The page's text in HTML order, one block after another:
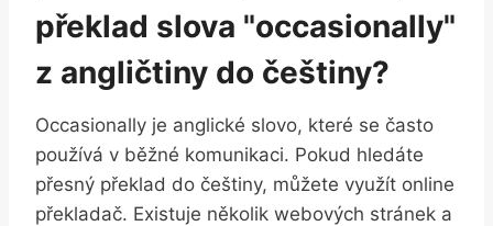
překlad slova "occasionally"
z angličtiny do češtiny?
Occasionally je anglické slovo, které se často
používá v běžné komunikaci. Pokud hledáte
přesný překlad do češtiny, můžete využít online
překladač. Existuje několik webových stránek a